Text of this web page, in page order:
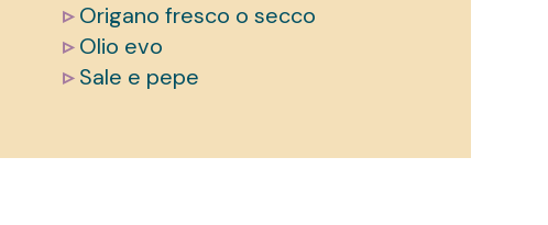
▹Origano fresco o secco
▹Olio evo
▹Sale e pepe